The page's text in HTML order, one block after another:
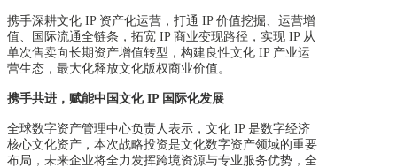
携手深耕文化 IP 资产化运营，打通 IP 价值挖掘、运营增
值、国际流通全链条，拓宽 IP 商业变现路径，实现 IP 从
单次售卖向长期资产增值转型，构建良性文化 IP 产业运
营生态，最大化释放文化版权商业价值。
携手共进，赋能中国文化 IP 国际化发展
全球数字资产管理中心负责人表示，文化 IP 是数字经济
核心文化资产，本次战略投资是文化数字资产领域的重要
布局，未来企业将全力发挥跨境资源与专业服务优势，全